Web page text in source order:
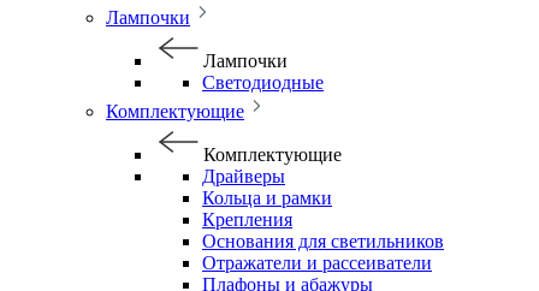
Лампочки
Лампочки
Светодиодные
Комплектующие
Комплектующие
Драйверы
Кольца и рамки
Крепления
Основания для светильников
Отражатели и рассеиватели
Плафоны и абажуры